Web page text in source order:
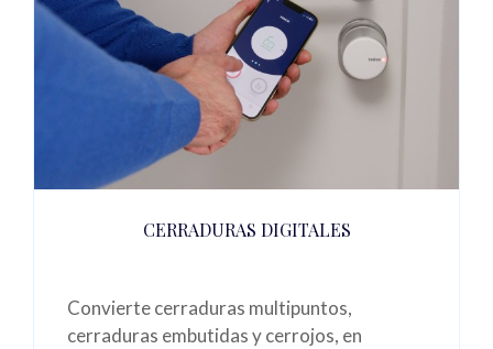
CERRADURAS DIGITALES
Convierte cerraduras multipuntos,
cerraduras embutidas y cerrojos, en